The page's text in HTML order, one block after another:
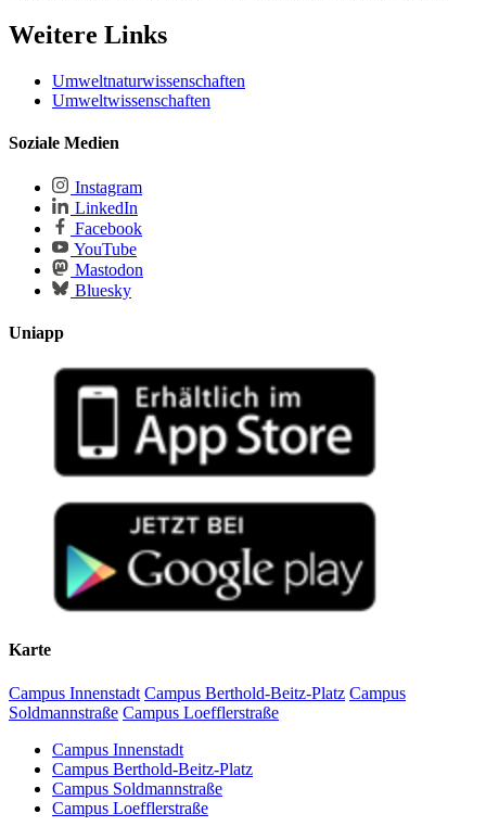
Weitere Links
Umweltnaturwissenschaften
Umweltwissenschaften
Soziale Medien
Instagram
LinkedIn
Facebook
YouTube
Mastodon
Bluesky
Uniapp
Karte
Campus Innenstadt Campus Berthold-Beitz-Platz Campus
Soldmannstraße Campus Loefflerstraße
Campus Innenstadt
Campus Berthold-Beitz-Platz
Campus Soldmannstraße
Campus Loefflerstraße